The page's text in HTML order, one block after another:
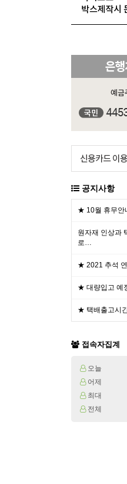
공지사항
★ 10월 휴무안
원자재 인상과
로…
★ 2021 추석
★ 대량입고 예
★ 택배출고시
접속자집계
오늘
어제
최대
전체